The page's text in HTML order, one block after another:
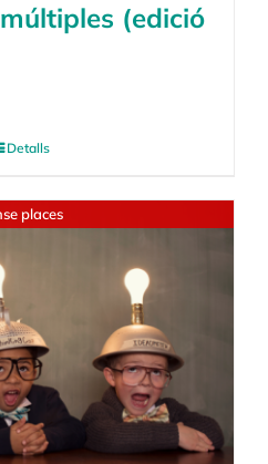
(edició
Detalls
places